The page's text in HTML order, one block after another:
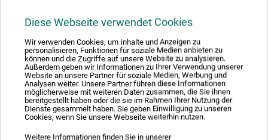
Diese Webseite verwendet Cookies
Wir verwenden Cookies, um Inhalte und Anzeigen zu
personalisieren, Funktionen für soziale Medien anbieten zu
können und die Zugriffe auf unsere Website zu analysieren.
Außerdem geben wir Informationen zu Ihrer Verwendung unserer
Website an unsere Partner für soziale Medien, Werbung und
Analysen weiter. Unsere Partner führen diese Informationen
möglicherweise mit weiteren Daten zusammen, die Sie ihnen
bereitgestellt haben oder die sie im Rahmen Ihrer Nutzung der
Dienste gesammelt haben. Sie geben Einwilligung zu unseren
Cookies, wenn Sie unsere Webseite weiterhin nutzen.
Weitere Informationen finden Sie in unserer
Dieser Kurs findet draußen statt. Bitte denken Sie an
Veranstaltungsdatum
06. Jun. 2026
11:00 - 17:00 Uhr